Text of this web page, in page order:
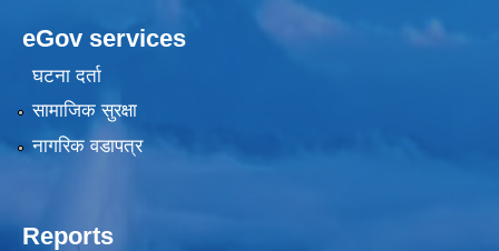
eGov services
घटना दर्ता
सामाजिक सुरक्षा
नागरिक वडापत्र
Reports